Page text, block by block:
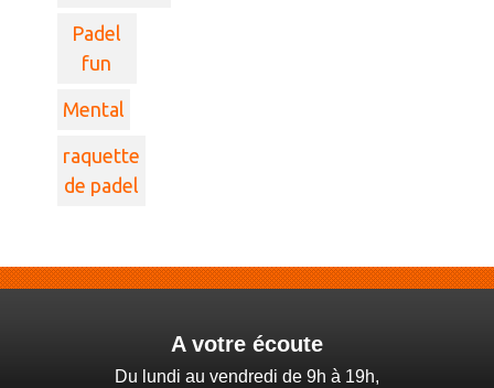
Padel
fun
Mental
raquette
de padel
A votre écoute
Du lundi au vendredi de 9h à 19h,